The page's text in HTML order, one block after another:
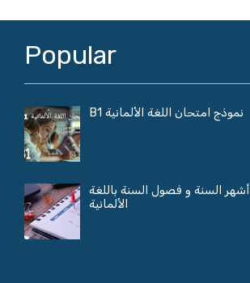
Popular
نموذج امتحان اللغة الألمانية B1
أشهر السنة و فصول السنة باللغة
الألمانية